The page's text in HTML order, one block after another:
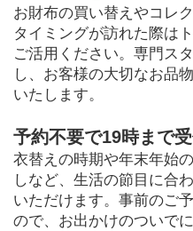
お財布の買い替えやコレ
タイミングが訪れた際は
ご活用ください。専門ス
し、お客様の大切なお品
いたします。
予約不要で19時まで
衣替えの時期や年末年始
しなど、生活の節目に合
いただけます。事前のご
ので、お出かけのついで